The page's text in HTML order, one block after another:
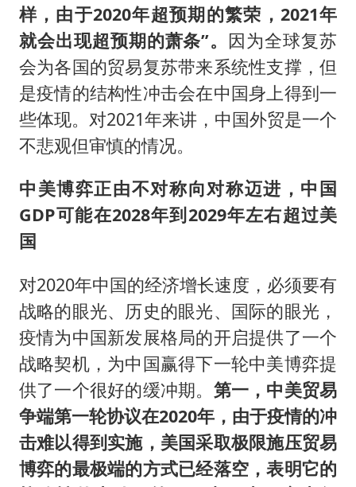
样，由于2020年超预期的繁荣，2021年
就会出现超预期的萧条”。 因为全球复苏
会为各国的贸易复苏带来系统性支撑，但
是疫情的结构性冲击会在中国身上得到一
些体现。对2021年来讲，中国外贸是一个
不悲观但审慎的情况。
中美博弈正由不对称向对称迈进，中国
GDP可能在2028年到2029年左右超过美
国
对2020年中国的经济增长速度，必须要有
战略的眼光、历史的眼光、国际的眼光，
疫情为中国新发展格局的开启提供了一个
战略契机，为中国赢得下一轮中美博弈提
供了一个很好的缓冲期。 第一，中美贸易
争端第一轮协议在2020年，由于疫情的冲
击难以得到实施，美国采取极限施压贸易
博弈的最极端的方式已经落空，表明它的